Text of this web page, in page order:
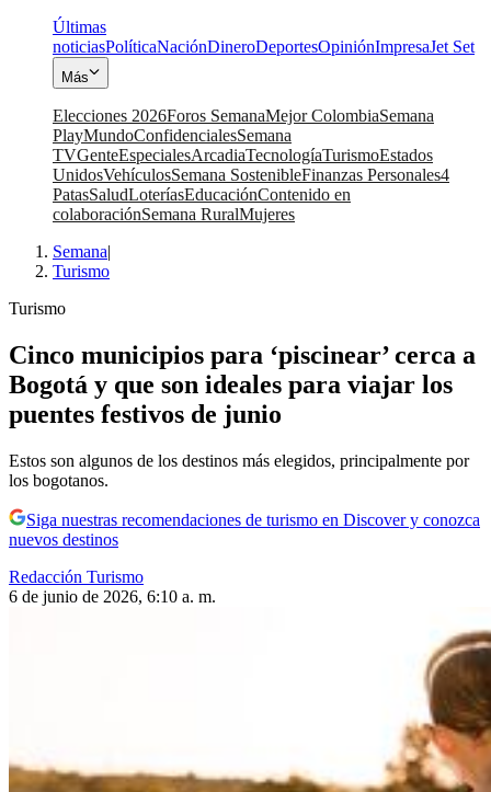
Últimas
noticiasPolíticaNaciónDineroDeportesOpiniónImpresaJet Set
Más
Elecciones 2026Foros SemanaMejor ColombiaSemana
PlayMundoConfidencialesSemana
TVGenteEspecialesArcadiaTecnologíaTurismoEstados
UnidosVehículosSemana SostenibleFinanzas Personales4
PatasSaludLoteríasEducaciónContenido en
colaboraciónSemana RuralMujeres
Semana|
Turismo
Turismo
Cinco municipios para ‘piscinear’ cerca a
Bogotá y que son ideales para viajar los
puentes festivos de junio
Estos son algunos de los destinos más elegidos, principalmente por
los bogotanos.
Siga nuestras recomendaciones de turismo en Discover y conozca
nuevos destinos
Redacción Turismo
6 de junio de 2026, 6:10 a. m.